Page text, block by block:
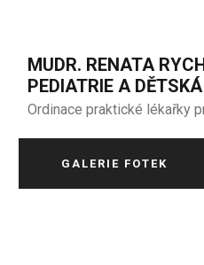
MUDR. RENATA
PEDIATRIE A
Ordinace praktické lékařky
GALERIE FOTEK